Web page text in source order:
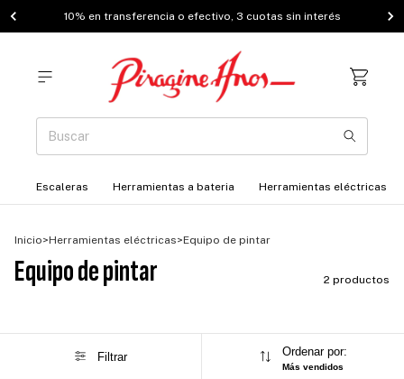
10% en transferencia o efectivo, 3 cuotas sin interés
Escaleras Herramientas a bateria Herramientas eléctricas
Inicio>Herramientas eléctricas>Equipo de pintar
Equipo de pintar 2 productos
Filtrar Ordenar por:
Más vendidos